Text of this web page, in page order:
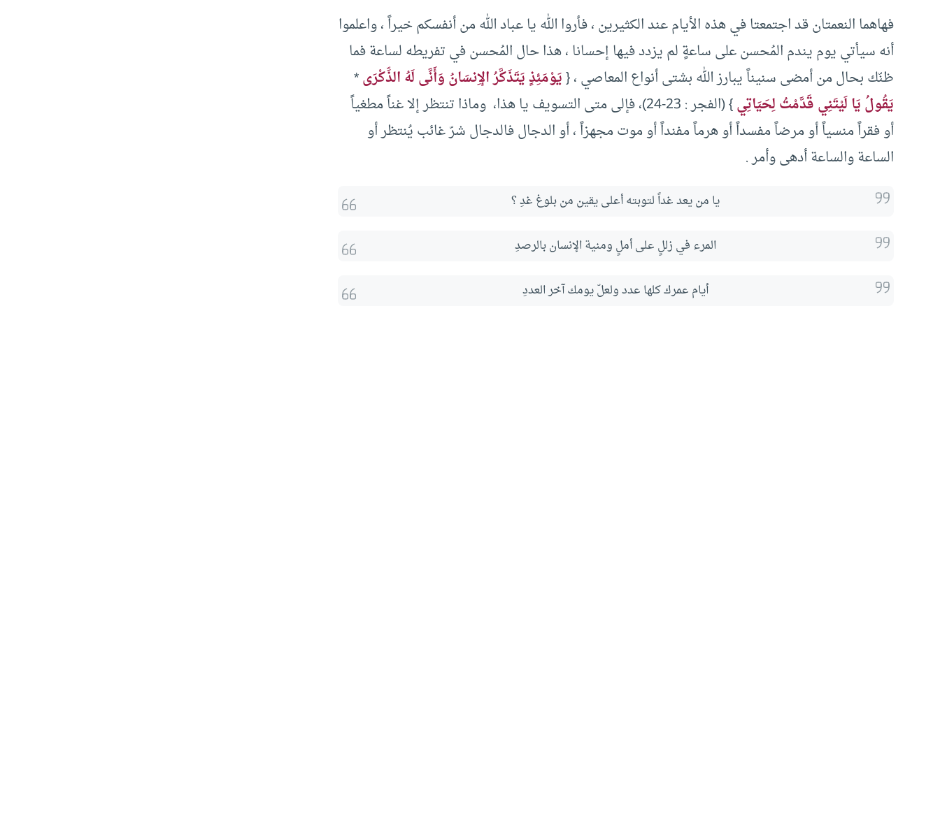
فهاهما النعمتان قد اجتمعتا في هذه الأيام عند الكثيرين ، فأروا الله يا عباد الله من أنفسكم خيراً ، واعلموا
أنه سيأتي يوم يندم المُحسن على ساعةٍ لم يزدد فيها إحسانا ، هذا حال المُحسن في تفريطه لساعة فما
ظنّك بحال من أمضى سنيناً يبارز الله بشتى أنواع المعاصي ، {يَوْمَئِذٍ يَتَذَكَّرُ الإِنسَانُ وَأَنَّى لَهُ الذِّكْرَى*
يَقُولُ يَا لَيْتَنِي قَدَّمْتُ لِحَيَاتِي
} (الفجر : 23-24)، فإلى متى التسويف يا هذا، وماذا تنتظر إلا غناً مطغياً
أو فقراً منسياً أو مرضاً مفسداً أو هرماً مفنداً أو موت مجهزاً ، أو الدجال فالدجال شرّ غائب يُنتظر أو
الساعة والساعة أدهى وأمر .
يا من يعد غداً لتوبته أعلى يقين من بلوغ غدِ ؟
المرء في زللٍ على أملٍ ومنية الإنسان بالرصدِ
أيام عمرك كلها عدد ولعلّ يومك آخر العددِ